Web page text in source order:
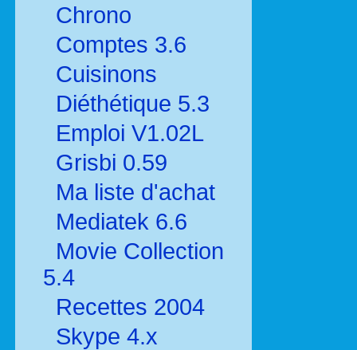
Chrono
Comptes 3.6
Cuisinons
Diéthétique 5.3
Emploi V1.02L
Grisbi 0.59
Ma liste d'achat
Mediatek 6.6
Movie Collection
5.4
Recettes 2004
Skype 4.x